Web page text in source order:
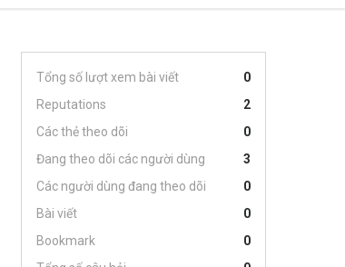
Tổng số lượt xem bài viết
0
Reputations
2
Các thẻ theo dõi
0
Đang theo dõi các người dùng
3
Các người dùng đang theo dõi
0
Bài viết
0
Bookmark
0